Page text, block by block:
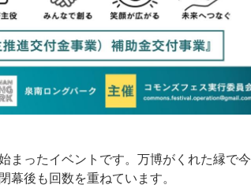
まったイベントです。万博がくれた縁で今
幕後も回数を重ねています。